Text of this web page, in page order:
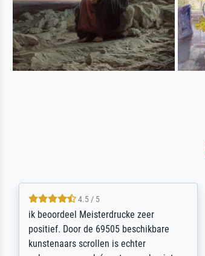
5 / 5
Die Zufriedenheit ist auch nicht dadurch
getrübt, dass das Bild entgegen einer
angegebenen Lieferanschrift (sollte